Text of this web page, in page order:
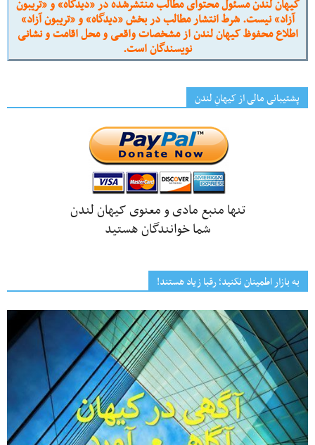
کیهان لندن مسئول محتوای مطالب منتشرشده در «دیدگاه» و «تریبون
آزاد» نیست. شرط انتشار مطالب در بخش «دیدگاه» و «تریبون آزاد»
اطلاع محفوظ کیهان لندن از مشخصات واقعی و محل اقامت و نشانی
نویسندگان است.
پشتیبانی مالی از کیهانِ لندن
تنها منبع مادی و معنوی کیهان لندن
شما خوانندگان هستید
به بازار اطمینان نکنید؛ رقبا زیاد هستند!